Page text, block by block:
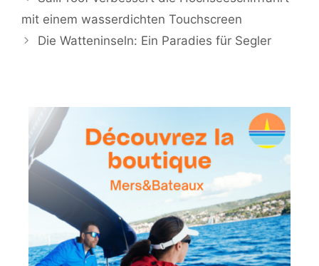
mit einem wasserdichten Touchscreen
Die Watteninseln: Ein Paradies für Segler